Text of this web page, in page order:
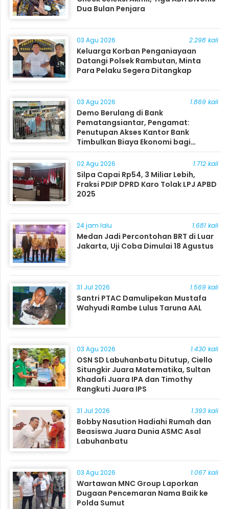
Dua Bulan Penjara
03 Agu 2026 2.298 kali
Keluarga Korban Penganiayaan
Datangi Polsek Rambutan, Minta
Para Pelaku Segera Ditangkap
03 Agu 2026 1.869 kali
Demo Berulang di Bank
Pematangsiantar, Pengamat:
Penutupan Akses Kantor Bank
Timbulkan Biaya Ekonomi bagi
Masyarakat
02 Agu 2026 1.712 kali
Silpa Capai Rp54, 3 Miliar Lebih,
Fraksi PDIP DPRD Karo Tolak LPJ APBD
2025
24 jam lalu 1.681 kali
Medan Jadi Percontohan BRT di Luar
Jakarta, Uji Coba Dimulai 18 Agustus
31 Jul 2026 1.569 kali
Santri PTAC Damulipekan Mustafa
Wahyudi Rambe Lulus Taruna AAL
03 Agu 2026 1.430 kali
OSN SD Labuhanbatu Ditutup, Ciello
Situngkir Juara Matematika, Sultan
Khadafi Juara IPA dan Timothy
Rangkuti Juara IPS
31 Jul 2026 1.393 kali
Bobby Nasution Hadiahi Rumah dan
Beasiswa Juara Dunia ASMC Asal
Labuhanbatu
03 Agu 2026 1.067 kali
Wartawan MNC Group Laporkan
Dugaan Pencemaran Nama Baik ke
Polda Sumut